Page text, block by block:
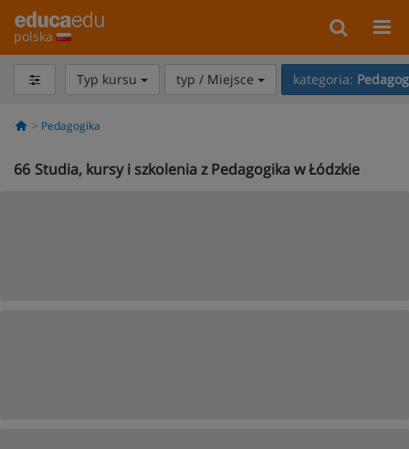
polska
Typ kursu typ / Miejsce kategoria:
Pedagogika
66 Studia, kursy i szkolenia z Pedagogika w Łódzkie